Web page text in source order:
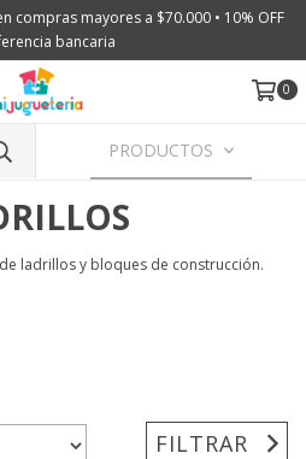
compras mayores a $70.000 • 10% OFF
bancaria
0
PRODUCTOS
ladrillos y bloques de construcción.
FILTRAR